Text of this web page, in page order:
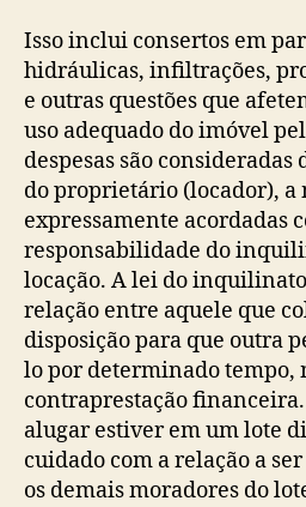
Isso inclui consertos em
hidráulicas, infiltrações,
e outras questões que
uso adequado do imóvel
despesas são
do proprietário (locador), a
expressamente acordadas
responsabilidade do
locação. A lei do
relação entre aquele que
disposição para que outra
lo por determinado tempo,
contraprestação financeira.
alugar estiver em um lote
cuidado com a relação a
os demais moradores do